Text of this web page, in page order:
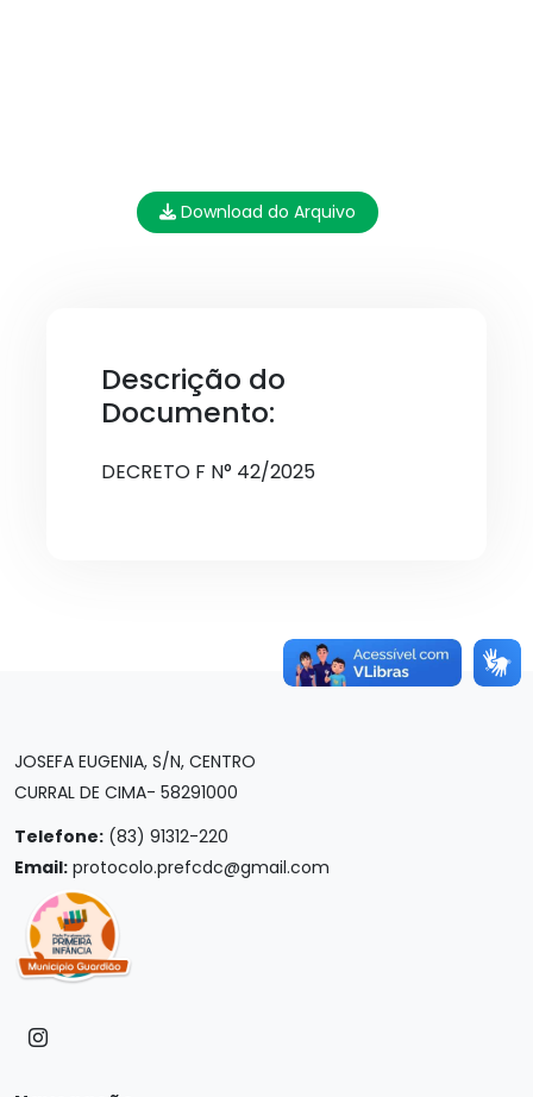
Download do Arquivo
Descrição do
Documento:
DECRETO F N° 42/2025
JOSEFA EUGENIA, S/N, CENTRO
CURRAL DE CIMA- 58291000
Telefone: (83) 91312-220
Email: protocolo.prefcdc@gmail.com